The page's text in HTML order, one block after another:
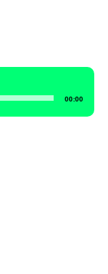
00:00